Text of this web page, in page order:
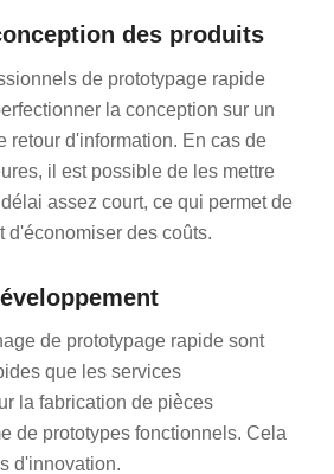
des produits
de prototypage rapide
la conception sur un
retour d'information. En cas de
il est possible de les mettre
assez court, ce qui permet de
d'économiser des coûts.
de prototypage rapide sont
que les services
la fabrication de pièces
de prototypes fonctionnels. Cela
d'innovation.